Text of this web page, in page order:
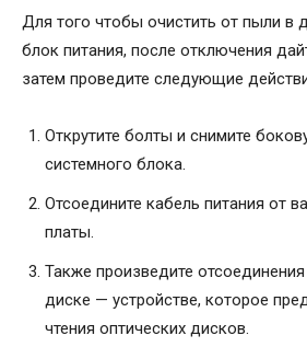
Для того чтобы очистить от пыли в
блок питания, после отключения
затем проведите следующие
Открутите болты и снимите
системного блока.
Отсоедините кабель питания от
платы.
Также произведите
диске — устройстве, которое
чтения оптических дисков.